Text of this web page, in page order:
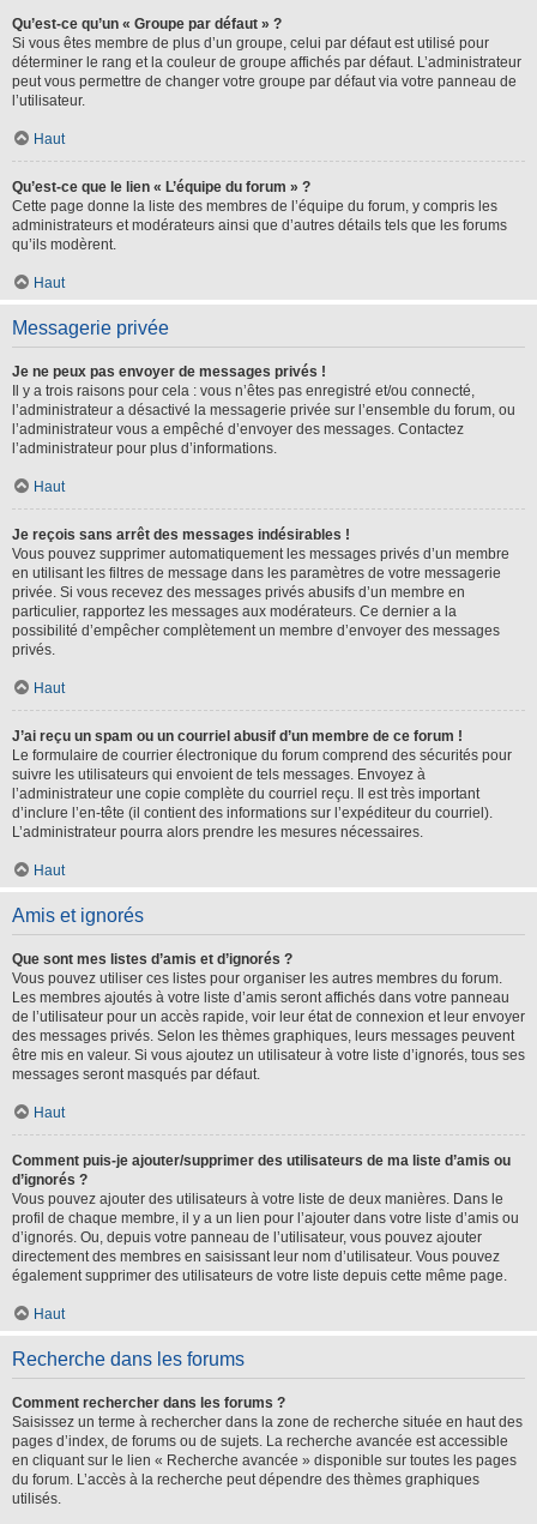
Qu’est-ce qu’un « Groupe par défaut » ?
Si vous êtes membre de plus d’un groupe, celui par défaut est utilisé pour
déterminer le rang et la couleur de groupe affichés par défaut. L’administrateur
peut vous permettre de changer votre groupe par défaut via votre panneau de
l’utilisateur.
Haut
Qu’est-ce que le lien « L’équipe du forum » ?
Cette page donne la liste des membres de l’équipe du forum, y compris les
administrateurs et modérateurs ainsi que d’autres détails tels que les forums
qu’ils modèrent.
Haut
Messagerie privée
Je ne peux pas envoyer de messages privés !
Il y a trois raisons pour cela : vous n’êtes pas enregistré et/ou connecté,
l’administrateur a désactivé la messagerie privée sur l’ensemble du forum, ou
l’administrateur vous a empêché d’envoyer des messages. Contactez
l’administrateur pour plus d’informations.
Haut
Je reçois sans arrêt des messages indésirables !
Vous pouvez supprimer automatiquement les messages privés d’un membre
en utilisant les filtres de message dans les paramètres de votre messagerie
privée. Si vous recevez des messages privés abusifs d’un membre en
particulier, rapportez les messages aux modérateurs. Ce dernier a la
possibilité d’empêcher complètement un membre d’envoyer des messages
privés.
Haut
J’ai reçu un spam ou un courriel abusif d’un membre de ce forum !
Le formulaire de courrier électronique du forum comprend des sécurités pour
suivre les utilisateurs qui envoient de tels messages. Envoyez à
l’administrateur une copie complète du courriel reçu. Il est très important
d’inclure l’en-tête (il contient des informations sur l’expéditeur du courriel).
L’administrateur pourra alors prendre les mesures nécessaires.
Haut
Amis et ignorés
Que sont mes listes d’amis et d’ignorés ?
Vous pouvez utiliser ces listes pour organiser les autres membres du forum.
Les membres ajoutés à votre liste d’amis seront affichés dans votre panneau
de l’utilisateur pour un accès rapide, voir leur état de connexion et leur envoyer
des messages privés. Selon les thèmes graphiques, leurs messages peuvent
être mis en valeur. Si vous ajoutez un utilisateur à votre liste d’ignorés, tous ses
messages seront masqués par défaut.
Haut
Comment puis-je ajouter/supprimer des utilisateurs de ma liste d’amis ou
d’ignorés ?
Vous pouvez ajouter des utilisateurs à votre liste de deux manières. Dans le
profil de chaque membre, il y a un lien pour l’ajouter dans votre liste d’amis ou
d’ignorés. Ou, depuis votre panneau de l’utilisateur, vous pouvez ajouter
directement des membres en saisissant leur nom d’utilisateur. Vous pouvez
également supprimer des utilisateurs de votre liste depuis cette même page.
Haut
Recherche dans les forums
Comment rechercher dans les forums ?
Saisissez un terme à rechercher dans la zone de recherche située en haut des
pages d’index, de forums ou de sujets. La recherche avancée est accessible
en cliquant sur le lien « Recherche avancée » disponible sur toutes les pages
du forum. L’accès à la recherche peut dépendre des thèmes graphiques
utilisés.